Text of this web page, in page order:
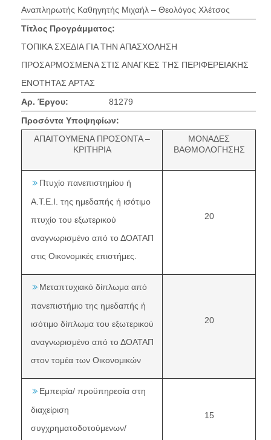
Αναπληρωτής Καθηγητής Μιχαήλ – Θεολόγος Χλέτσος
Τίτλος Προγράμματος:
ΤΟΠΙΚΑ ΣΧΕΔΙΑ ΓΙΑ ΤΗΝ ΑΠΑΣΧΟΛΗΣΗ
ΠΡΟΣΑΡΜΟΣΜΕΝΑ ΣΤΙΣ ΑΝΑΓΚΕΣ ΤΗΣ ΠΕΡΙΦΕΡΕΙΑΚΗΣ
ΕΝΟΤΗΤΑΣ ΑΡΤΑΣ
Αρ. Έργου:
81279
Προσόντα Υποψηφίων:
ΑΠΑΙΤΟΥΜΕΝΑ ΠΡΟΣΟΝΤΑ –
ΚΡΙΤΗΡΙΑ
ΜΟΝΑΔΕΣ
ΒΑΘΜΟΛΟΓΗΣΗΣ
Πτυχίο πανεπιστημίου ή
Α.Τ.Ε.Ι. της ημεδαπής ή ισότιμο
πτυχίο του εξωτερικού
αναγνωρισμένο από το ΔΟΑΤΑΠ
στις Οικονομικές επιστήμες.
20
Μεταπτυχιακό δίπλωμα από
πανεπιστήμιο της ημεδαπής ή
ισότιμο δίπλωμα του εξωτερικού
αναγνωρισμένο από το ΔΟΑΤΑΠ
στον τομέα των Οικονομικών
20
Εμπειρία/ προϋπηρεσία στη
διαχείριση
συγχρηματοδοτούμενων/
15